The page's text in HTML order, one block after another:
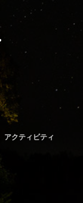
アクティビティ